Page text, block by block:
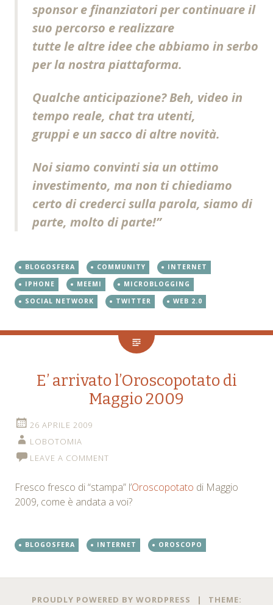
sponsor e finanziatori per continuare il
suo percorso e realizzare
tutte le altre idee che abbiamo in serbo
per la nostra piattaforma.
Qualche anticipazione? Beh, video in
tempo reale, chat tra utenti,
gruppi e un sacco di altre novità.
Noi siamo convinti sia un ottimo
investimento, ma non ti chiediamo
certo di crederci sulla parola, siamo di
parte, molto di parte!”
BLOGOSFERA COMMUNITY
INTERNET
IPHONE
MEEMI
MICROBLOGGING
SOCIAL NETWORK
TWITTER WEB 2.0
E’ arrivato l’Oroscopotato di
Maggio 2009
26 APRILE 2009
LOBOTOMIA
LEAVE A COMMENT
Fresco fresco di “stampa” l’Oroscopotato di Maggio
2009, come è andata a voi?
BLOGOSFERA INTERNET OROSCOPO
Posts
PROUDLY POWERED BY WORDPRESS | THEME: